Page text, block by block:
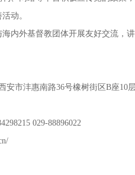
动。
海内外基督教团体开展友好交流，
安市沣惠南路36号橡树街区B座10层
029-88896022